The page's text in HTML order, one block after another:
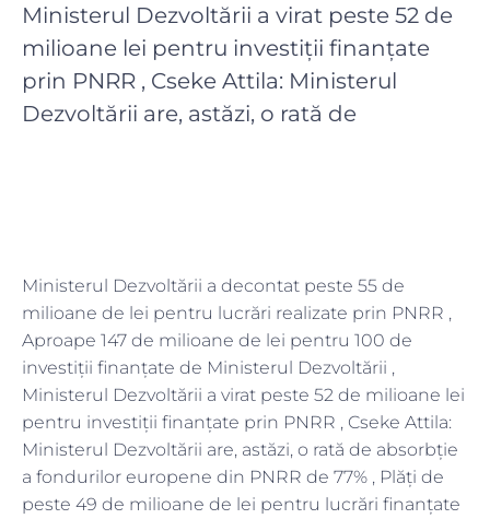
Ministerul Dezvoltării a virat peste 52 de
milioane lei pentru investiții finanțate
prin PNRR , Cseke Attila: Ministerul
Dezvoltării are, astăzi, o rată de
Ministerul Dezvoltării a decontat peste 55 de
milioane de lei pentru lucrări realizate prin PNRR ,
Aproape 147 de milioane de lei pentru 100 de
investiții finanțate de Ministerul Dezvoltării ,
Ministerul Dezvoltării a virat peste 52 de milioane lei
pentru investiții finanțate prin PNRR , Cseke Attila:
Ministerul Dezvoltării are, astăzi, o rată de absorbție
a fondurilor europene din PNRR de 77% , Plăți de
peste 49 de milioane de lei pentru lucrări finanțate